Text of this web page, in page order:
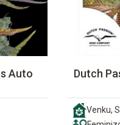
Auto
Dutch
Venku,